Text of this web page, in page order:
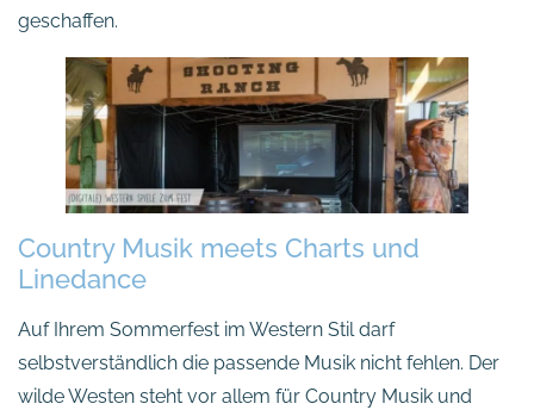
geschaffen.
Country Musik meets Charts und
Linedance
Auf Ihrem Sommerfest im Western Stil darf
selbstverständlich die passende Musik nicht fehlen. Der
wilde Westen steht vor allem für Country Musik und